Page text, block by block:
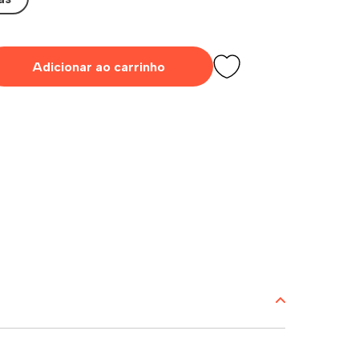
Adicionar ao carrinho